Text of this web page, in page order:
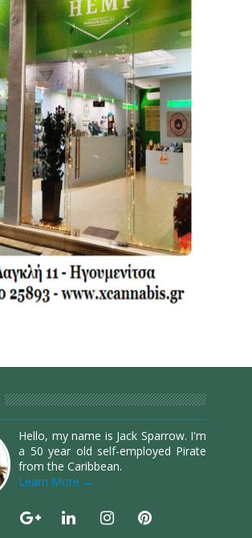
Hello, my name is Jack Sparrow. I'm
a 50 year old self-employed Pirate
from the Caribbean.
Learn More →